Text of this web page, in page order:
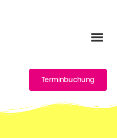
Terminbuchung